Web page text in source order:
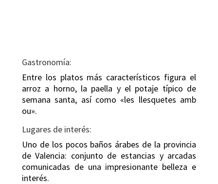
Gastronomía:
Entre los platos más característicos figura el
arroz a horno, la paella y el potaje típico de
semana santa, así como «les llesquetes amb
ou».
Lugares de interés:
Uno de los pocos baños árabes de la provincia
de Valencia: conjunto de estancias y arcadas
comunicadas de una impresionante belleza e
interés.